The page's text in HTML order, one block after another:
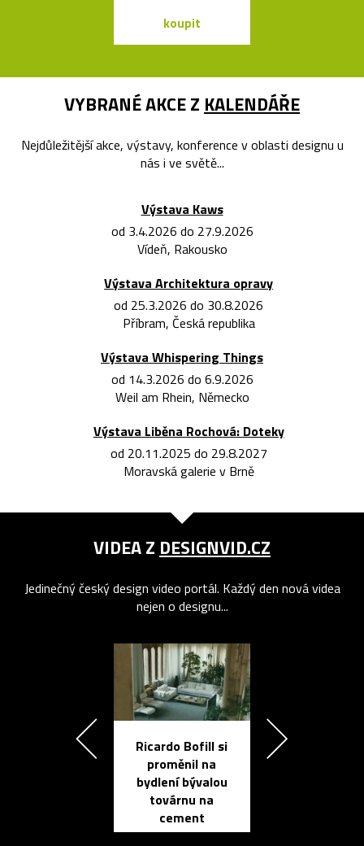
koupit
VYBRANÉ AKCE Z KALENDÁŘE
Nejdůležitější akce, výstavy, konference v oblasti designu u
nás i ve světě...
Výstava Kaws
od 3.4.2026 do 27.9.2026
Vídeň, Rakousko
Výstava Architektura opravy
od 25.3.2026 do 30.8.2026
Příbram, Česká republika
Výstava Whispering Things
od 14.3.2026 do 6.9.2026
Weil am Rhein, Německo
Výstava Liběna Rochová: Doteky
od 20.11.2025 do 29.8.2027
Moravská galerie v Brně
VIDEA Z DESIGNVID.CZ
Jedinečný český design video portál. Každý den nová videa
nejen o designu...
Ricardo Bofill si
proměnil na
bydlení bývalou
továrnu na
cement